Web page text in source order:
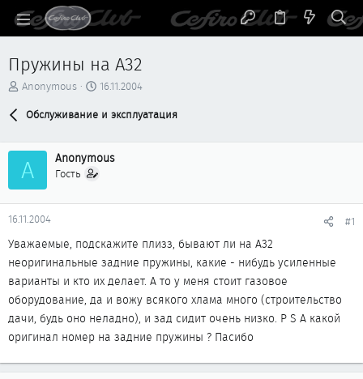
Пружины на А32
А
е
м
ы
Anonymous
Д
т
а
л
16.11.2004
Обслуживание и эксплуатация
A Anonymous
Гость
16.11.2004 #1
Уважаемые, подскажите плизз, бывают ли на А32
неоригинальные задние пружины, какие - нибудь усиленные
варианты и кто их делает. А то у меня стоит газовое
оборудование, да и вожу всякого хлама много (строительство
дачи, будь оно неладно), и зад сидит очень низко. P S А какой
оригинал номер на задние пружины ? Пасибо